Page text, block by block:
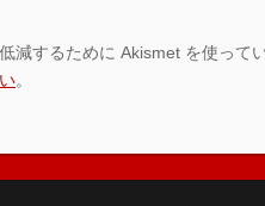
減するために Akismet を使ってい
。